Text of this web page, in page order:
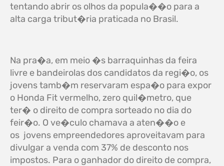
tentando abrir os olhos da popula��o para a
alta carga tribut�ria praticada no Brasil.
Na pra�a, em meio �s barraquinhas da feira
livre e bandeirolas dos candidatos da regi�o, os
jovens tamb�m reservaram espa�o para expor
o Honda Fit vermelho, zero quil�metro, que
ter� o direito de compra sorteado no dia do
feir�o. O ve�culo chamava a aten��o e
os jovens empreendedores aproveitavam para
divulgar a venda com 37% de desconto nos
impostos. Para o ganhador do direito de compra,